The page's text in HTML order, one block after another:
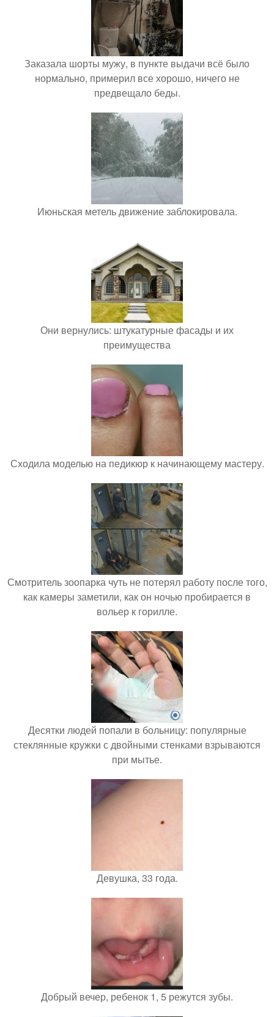
Заказала шорты мужу, в пункте выдачи всё было
нормально, примерил все хорошо, ничего не
предвещало беды.
Июньская метель движение заблокировала.
Они вернулись: штукатурные фасады и их
преимущества
Сходила моделью на педикюр к начинающему мастеру.
Смотритель зоопарка чуть не потерял работу после того,
как камеры заметили, как он ночью пробирается в
вольер к горилле.
Десятки людей попали в больницу: популярные
стеклянные кружки с двойными стенками взрываются
при мытье.
Девушка, 33 года.
Добрый вечер, ребенок 1, 5 режутся зубы.